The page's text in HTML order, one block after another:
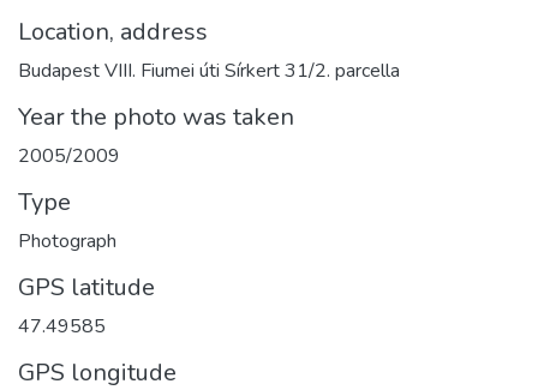
Location, address
Budapest VIII. Fiumei úti Sírkert 31/2. parcella
Year the photo was taken
2005/2009
Type
Photograph
GPS latitude
47.49585
GPS longitude